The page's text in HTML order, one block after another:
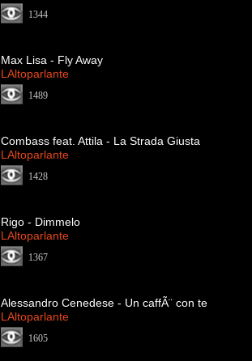
1344
Max Lisa - Fly Away
LAltoparlante
1489
Combass feat. Attila - La Strada Giusta
LAltoparlante
1428
Rigo - Dimmelo
LAltoparlante
1367
Alessandro Cenedese - Un caffÃ¨ con te
LAltoparlante
1605